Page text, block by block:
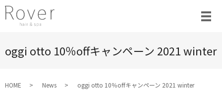
oggi otto 10％offキャンペーン 2021 winter
HOME News oggi otto 10％offキャンペーン 2021 winter